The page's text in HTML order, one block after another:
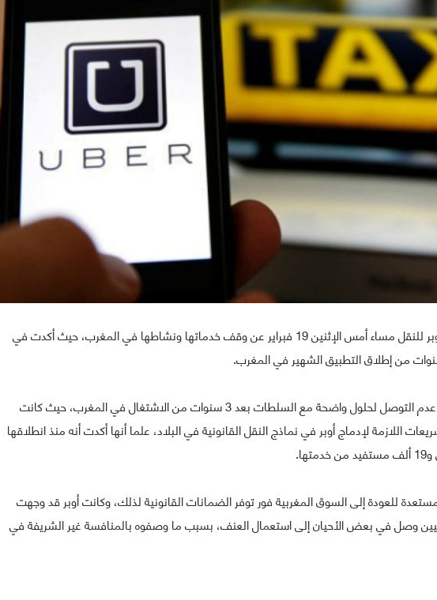
في خبر صادم للكثيرين أعلنت شركة أوبر للنقل مساء أمس الإثنين 19 فبراير عن وقف خدماتها ونشاطها في المغرب، حيث أكدت في
من إطلاق التطبيق الشهير في المغرب.
ويأتي قرار شركة أوبر بسبب ما أسمته عدم التوصل لحلول واضحة مع السلطات بعد 3 سنوات من الاشتغال في المغرب، حيث كانت
اللازمة لإدماج أوبر في نماذج النقل القانونية في البلاد، علما أنها أكدت أنه منذ انطلاقها
للعودة إلى السوق المغربية فور توفر الضمانات القانونية لذلك، وكانت أوبر قد وجهت
وصل في بعض الأحيان إلى استعمال العنف، بسبب ما وصفوه بالمنافسة غير الشريفة في